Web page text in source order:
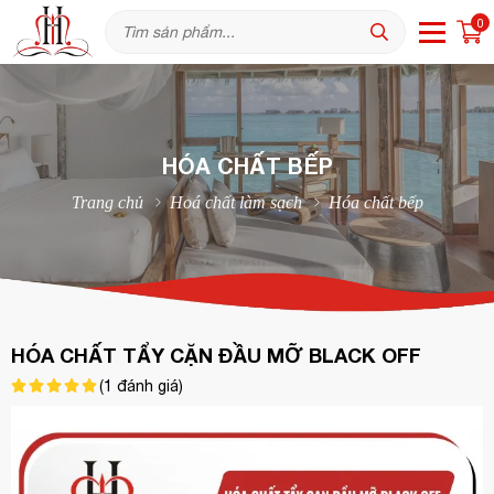
0
HÓA CHẤT BẾP
Trang chủ Hoá chất làm sạch Hóa chất bếp
HÓA CHẤT TẨY CẶN ĐẦU MỠ BLACK OFF
(1 đánh giá)